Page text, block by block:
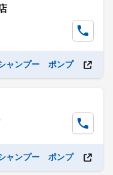
ャンプー ポンプ
ャンプー ポンプ